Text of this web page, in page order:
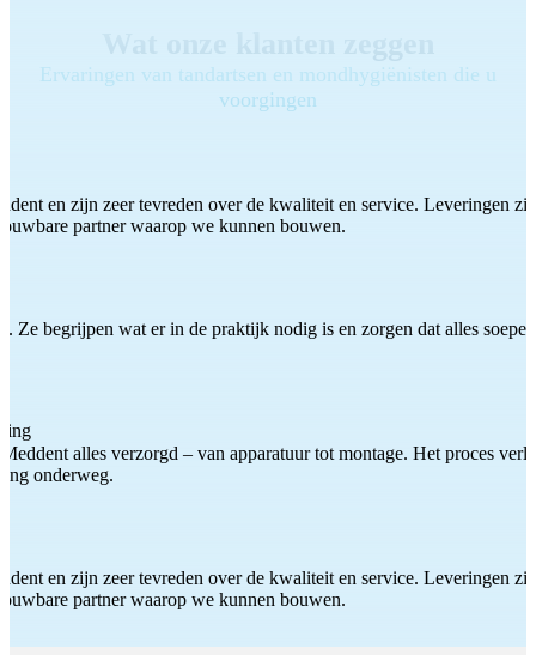
Ervaringen van tandartsen en mondhygiënisten die u
voorgingen
en zijn zeer tevreden over de kwaliteit en service. Leveringen
partner waarop we kunnen bouwen.
Ze begrijpen wat er in de praktijk nodig is en zorgen dat alles
alles verzorgd – van apparatuur tot montage. Het proces
onderweg.
en zijn zeer tevreden over de kwaliteit en service. Leveringen
partner waarop we kunnen bouwen.